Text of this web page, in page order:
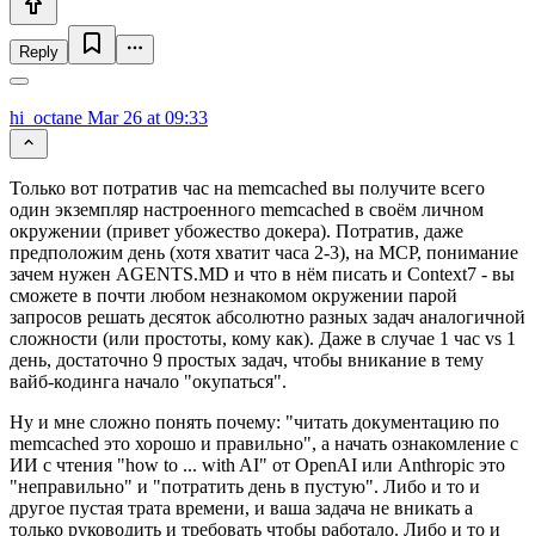
Reply
hi_octane Mar 26 at 09:33
Только вот потратив час на memcached вы получите всего
один экземпляр настроенного memcached в своём личном
окружении (привет убожество докера). Потратив, даже
предположим день (хотя хватит часа 2-3), на MCP, понимание
зачем нужен AGENTS.MD и что в нём писать и Context7 - вы
сможете в почти любом незнакомом окружении парой
запросов решать десяток абсолютно разных задач аналогичной
сложности (или простоты, кому как). Даже в случае 1 час vs 1
день, достаточно 9 простых задач, чтобы вникание в тему
вайб-кодинга начало "окупаться".
Ну и мне сложно понять почему: "читать документацию по
memcached это хорошо и правильно", а начать ознакомление с
ИИ с чтения "how to ... with AI" от OpenAI или Anthropic это
"неправильно" и "потратить день в пустую". Либо и то и
другое пустая трата времени, и ваша задача не вникать а
только руководить и требовать чтобы работало. Либо и то и